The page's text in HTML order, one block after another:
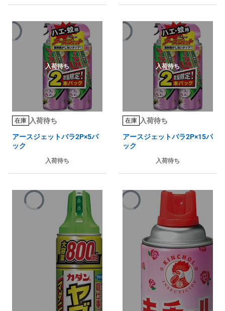
入荷待ち
在庫 入荷待ち
アースジェットバラ2P×5パ
ック
入荷待ち
入荷待ち
在庫 入荷待ち
アースジェットバラ2P×15パ
ック
入荷待ち